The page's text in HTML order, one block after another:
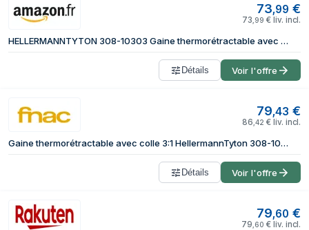
73,99 €
73 99 € liv. incl.
HELLERMANNTYTON 308-10303 Gaine thermorétractable avec Colle Transparent 3 mm 1 mm Taux de retreint:3:1 10 m
Détails Voir l'offre
79,43 €
86 42 € liv. incl.
Gaine thermorétractable avec colle 3:1 HellermannTyton 308-10303 transparent Ø avant retreint: 3 mm 10 m
Détails Voir l'offre
79,60 €
79 60 € liv. incl.